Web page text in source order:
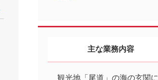
主な業務内容
観光地「尾道」の海の玄関に